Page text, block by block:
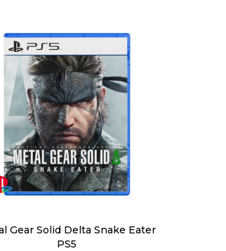
Gear Solid Delta Snake Eater
PS5